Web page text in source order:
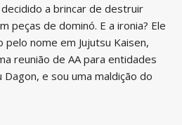
a brincar de destruir
peças de dominó. E a ironia? Ele
nome em Jujutsu Kaisen,
reunião de AA para entidades
e sou uma maldição do